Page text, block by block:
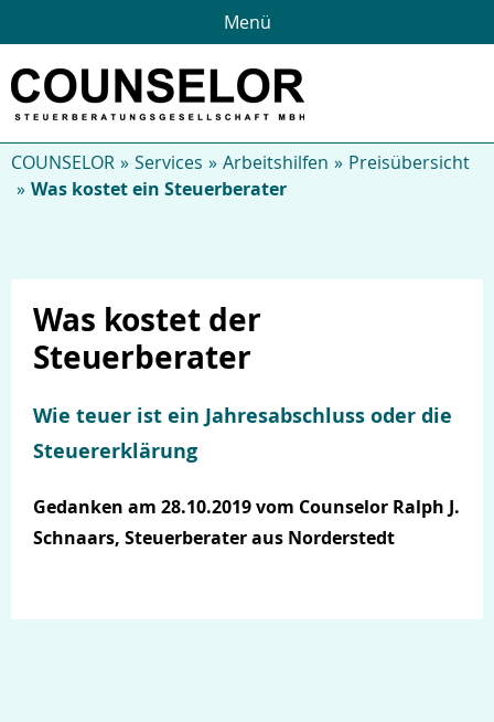
Menü
COUNSELOR Services Arbeitshilfen
Preisübersicht
Was kostet ein Steuerberater
Was kostet der
Steuerberater
Wie teuer ist ein Jahresabschluss oder die
Steuererklärung
Gedanken am 28.10.2019 vom Counselor Ralph J.
Schnaars, Steuerberater aus Norderstedt
Über uns